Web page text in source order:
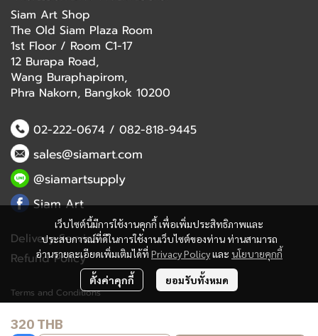
320 THB
เว็บไซต์นี้มีการใช้งานคุกกี้ เพื่อเพิ่มประสิทธิภาพและ
ประสบการณ์ที่ดีในการใช้งานเว็บไซต์ของท่าน ท่านสามารถ
อ่านรายละเอียดเพิ่มเติมได้ที่ Privacy Policyและ นโยบายคุกกี้
ตั้งค่าคุกกี้ ยอมรับทั้งหมด
Siam Art Shop
The Old Siam Plaza Room
1st Floor / Room C1-17
12 Burapa Road,
Wang Buraphapirom,
Phra Nakorn, Bangkok 10200
02-222-0674/ 082-818-9445
sales@siamart.com
@siamartsupply
Siam Art
Delivery Service
Refund Policy
Terms and Conditions